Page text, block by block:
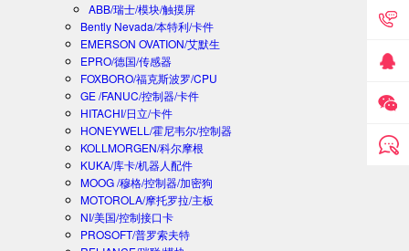
ABB/瑞士/模块/触摸屏
Bently Nevada/本特利/卡件
EMERSON OVATION/艾默生
EPRO/德国/传感器
FOXBORO/福克斯波罗/CPU
GE /FANUC/控制器/卡件
HITACHI/日立/卡件
HONEYWELL/霍尼韦尔/控制器
KOLLMORGEN/科尔摩根
KUKA/库卡/机器人配件
MOOG /穆格/控制器/加密狗
MOTOROLA/摩托罗拉/主板
NI/美国/控制接口卡
PROSOFT/普罗索夫特